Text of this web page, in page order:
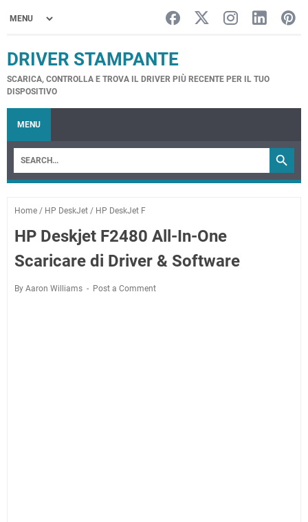
DRIVER STAMPANTE
SCARICA, CONTROLLA E TROVA IL DRIVER PIÙ RECENTE PER IL TUO
DISPOSITIVO
MENU
Home / HP DeskJet / HP DeskJet F
HP Deskjet F2480 All-In-One
Scaricare di Driver & Software
By Aaron Williams Post a Comment